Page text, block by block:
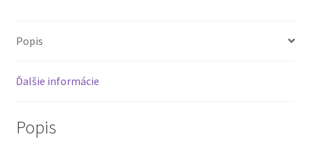
Popis
Ďalšie informácie
Popis